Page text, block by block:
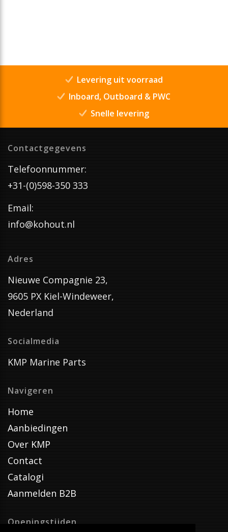
Levering uit voorraad
Inboard, Outboard & PWC
Snelle levering
Contactgegevens
Telefoonnummer:
+31-(0)598-350 333
Email:
info@kohout.nl
Adres
Nieuwe Compagnie 23,
9605 PX Kiel-Windeweer,
Nederland
Socialmedia
KMP Marine Parts
Navigeren
Home
Aanbiedingen
Over KMP
Contact
Catalogi
Aanmelden B2B
Openingstijden